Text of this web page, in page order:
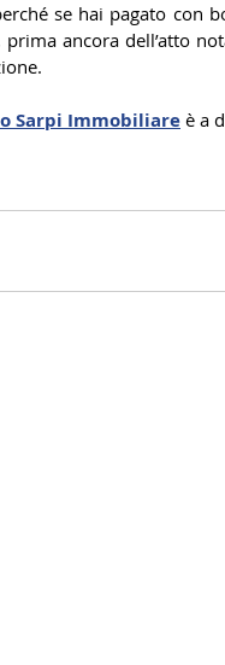
se hai pagato con
ancora dell’atto
Sarpi Immobiliare è a